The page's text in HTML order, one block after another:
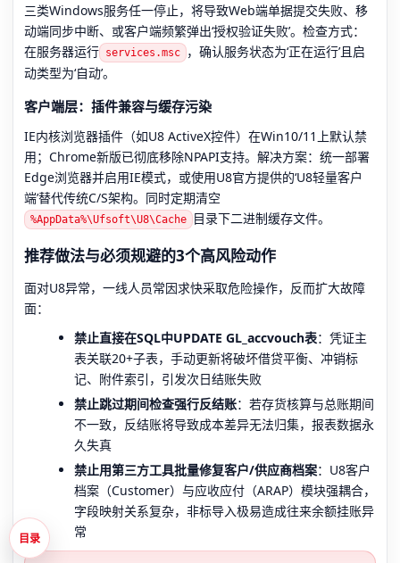
三类Windows服务任一停止，将导致Web端单据提交失败、移
动端同步中断、或客户端频繁弹出‘授权验证失败’。检查方式：
在服务器运行 services.msc
，确认服务状态为‘正在运行’且启
动类型为‘自动’。
客户端层：插件兼容与缓存污染
IE内核浏览器插件（如U8 ActiveX控件）在Win10/11上默认禁
用；Chrome新版已彻底移除NPAPI支持。解决方案：统一部署
Edge浏览器并启用IE模式，或使用U8官方提供的‘U8轻量客户
端’替代传统C/S架构。同时定期清空
%AppData%\Ufsoft\U8\Cache 目录下二进制缓存文件。
推荐做法与必须规避的3个高风险动作
面对U8异常，一线人员常因求快采取危险操作，反而扩大故障
面：
禁止直接在SQL中UPDATE GL_accvouch表：凭证主
表关联20+子表，手动更新将破坏借贷平衡、冲销标
记、附件索引，引发次日结账失败
禁止跳过期间检查强行反结账：若存货核算与总账期间
不一致，反结账将导致成本差异无法归集，报表数据永
久失真
禁止用第三方工具批量修复客户/供应商档案：U8客户
档案（Customer）与应收应付（ARAP）模块强耦合，
字段映射关系复杂，非标导入极易造成往来余额挂账异
常
目录